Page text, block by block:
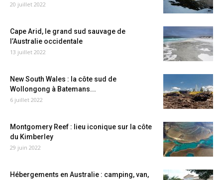
20 juillet 2022
Cape Arid, le grand sud sauvage de
l’Australie occidentale
13 juillet 2022
New South Wales : la côte sud de
Wollongong à Batemans...
6 juillet 2022
Montgomery Reef : lieu iconique sur la côte
du Kimberley
29 juin 2022
Hébergements en Australie : camping, van,